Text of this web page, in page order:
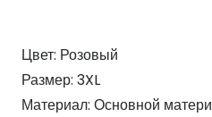
Цвет: Розовый
Размер: 3XL
Материал: Основной